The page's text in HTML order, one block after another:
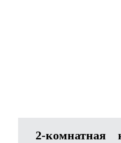
2-комнатная